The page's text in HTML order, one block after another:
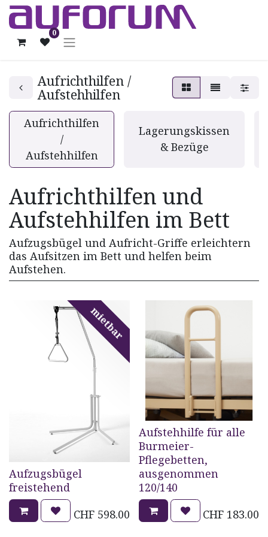
0
Aufrichthilfen /
Aufstehhilfen
Aufrichthilfen
/
Aufstehhilfen
Lagerungskissen
& Bezüge
Aufrichthilfen und
Aufstehhilfen im Bett
Aufzugsbügel und Aufricht-Griffe erleichtern
das Aufsitzen im Bett und helfen beim
Aufstehen.
mietbar
Aufzugsbügel
freistehend
CHF 598.00
Aufstehhilfe für alle
Burmeier-
Pflegebetten,
ausgenommen
120/140
CHF 183.00